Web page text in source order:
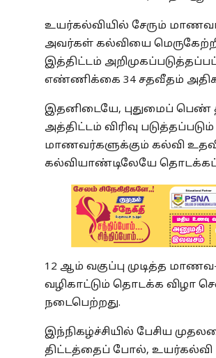
உயர்கல்வியில் சேரும்
அவர்கள் கல்வியை
இத்திட்டம்
எண்ணிக்கை 34 சதவீதம்
இதனிடையே, புதுமைப் பெண்
அத்திட்டம் விரிவு
மாணவர்களுக்கும் கல்வி
கல்வியாண்டிலேயே
12 ஆம் வகுப்பு முடித்த
வழிகாட்டும் தொடக்க விழா
நடைபெற்றது.
இந்நிகழ்ச்சியில் பேசிய
திட்டத்தைப் போல், உயர்கல்வி